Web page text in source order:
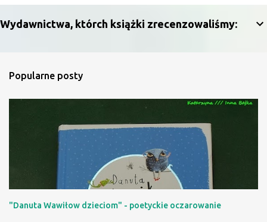
t
z
e
Wydawnictwa, którch książki zrecenzowaliśmy:
Popularne posty
"Danuta Wawiłow dzieciom" - poetyckie oczarowanie